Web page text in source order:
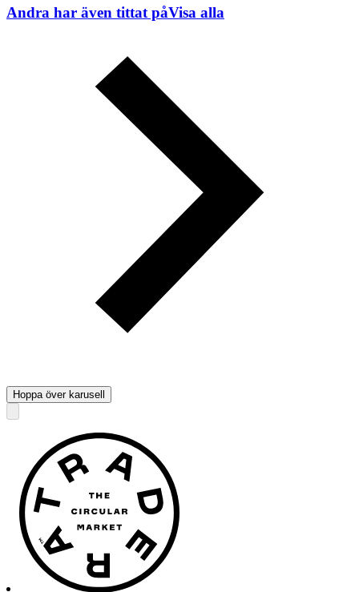
Andra har även tittat påVisa alla
Hoppa över karusell